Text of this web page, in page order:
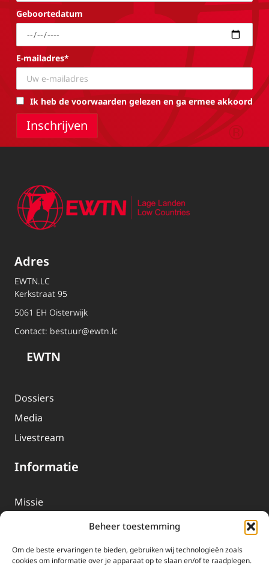
Beheer toestemming
Om de beste ervaringen te bieden, gebruiken wij technologieën zoals
cookies om informatie over je apparaat op te slaan en/of te raadplegen.
Geboortedatum
E-mailadres*
Ik heb de voorwaarden gelezen en ga ermee akkoord
Adres
EWTN.LC
Kerkstraat 95
5061 EH Oisterwijk
Contact: bestuur@ewtn.lc
EWTN
Dossiers
Media
Livestream
Informatie
Missie
EWTN-Team